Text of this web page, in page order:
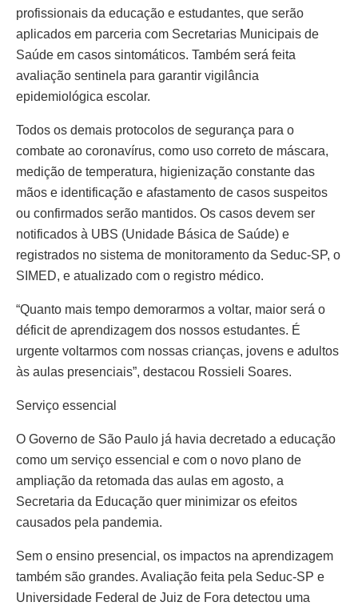
profissionais da educação e estudantes, que serão
aplicados em parceria com Secretarias Municipais de
Saúde em casos sintomáticos. Também será feita
avaliação sentinela para garantir vigilância
epidemiológica escolar.
Todos os demais protocolos de segurança para o
combate ao coronavírus, como uso correto de máscara,
medição de temperatura, higienização constante das
mãos e identificação e afastamento de casos suspeitos
ou confirmados serão mantidos. Os casos devem ser
notificados à UBS (Unidade Básica de Saúde) e
registrados no sistema de monitoramento da Seduc-SP, o
SIMED, e atualizado com o registro médico.
“Quanto mais tempo demorarmos a voltar, maior será o
déficit de aprendizagem dos nossos estudantes. É
urgente voltarmos com nossas crianças, jovens e adultos
às aulas presenciais”, destacou Rossieli Soares.
Serviço essencial
O Governo de São Paulo já havia decretado a educação
como um serviço essencial e com o novo plano de
ampliação da retomada das aulas em agosto, a
Secretaria da Educação quer minimizar os efeitos
causados pela pandemia.
Sem o ensino presencial, os impactos na aprendizagem
também são grandes. Avaliação feita pela Seduc-SP e
Universidade Federal de Juiz de Fora detectou uma